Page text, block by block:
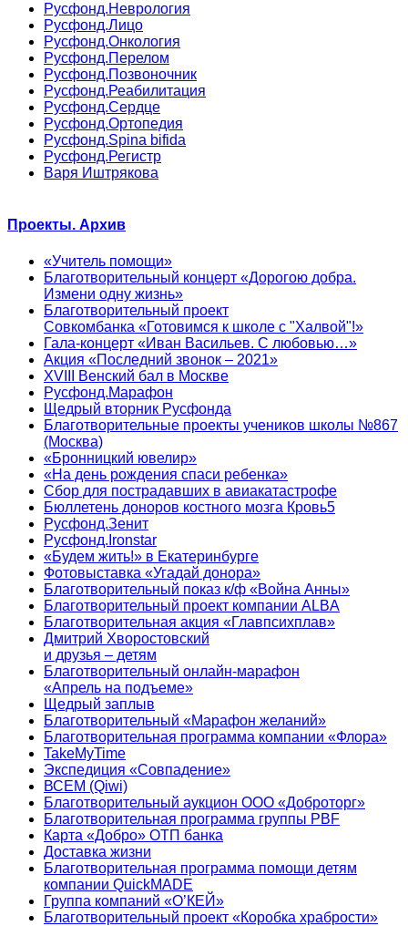
Русфонд.Неврология
Русфонд.Лицо
Русфонд.Онкология
Русфонд.Перелом
Русфонд.Позвоночник
Русфонд.Реабилитация
Русфонд.Сердце
Русфонд.Ортопедия
Русфонд.Spina bifida
Русфонд.Регистр
Варя Иштрякова
Проекты. Архив
«Учитель помощи»
Благотворительный концерт «Дорогою добра.
Измени одну жизнь»
Благотворительный проект
Совкомбанка «Готовимся к школе с "Халвой"!»
Гала-концерт «Иван Васильев. С любовью…»
Акция «Последний звонок – 2021»
XVIII Венский бал в Москве
Русфонд.Марафон
Щедрый вторник Русфонда
Благотворительные проекты учеников школы №867
(Москва)
«Бронницкий ювелир»
«На день рождения спаси ребенка»
Сбор для пострадавших в авиакатастрофе
Бюллетень доноров костного мозга Кровь5
Русфонд.Зенит
Русфонд.Ironstar
«Будем жить!» в Екатеринбурге
Фотовыставка «Угадай донора»
Благотворительный показ к/ф «Война Анны»
Благотворительный проект компании ALBA
Благотворительная акция «Главпсихплав»
Дмитрий Хворостовский
и друзья – детям
Благотворительный онлайн‑марафон
«Апрель на подъеме»
Щедрый заплыв
Благотворительный «Марафон желаний»
Благотворительная программа компании «Флора»
TakeMyTime
Экспедиция «Совпадение»
ВСЕМ (Qiwi)
Благотворительный аукцион ООО «Доброторг»
Благотворительная программа группы PBF
Карта «Добро» ОТП банка
Доставка жизни
Благотворительная программа помощи детям
компании QuickMADE
Группа компаний «О’КЕЙ»
Благотворительный проект «Коробка храбрости»